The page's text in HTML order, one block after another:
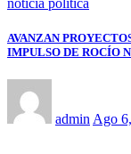
AVANZAN
IMPULSO DE ROCÍO
admin Ago